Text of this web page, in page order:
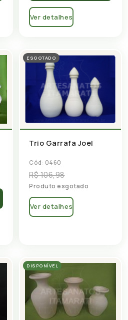
Ver detalhes
ESGOTADO
Trio Garrafa Joel
Cód: 0460
R$ 106,98
Produto esgotado
Ver detalhes
DISPONÍVEL